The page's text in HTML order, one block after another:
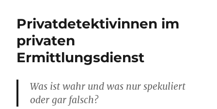
Privatdetektivinnen im
privaten
Ermittlungsdienst
Was ist wahr und was nur spekuliert
oder gar falsch?